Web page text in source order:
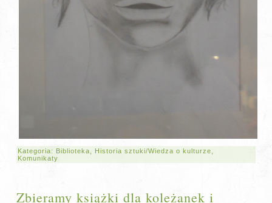
Kategoria: Biblioteka Historia sztuki/Wiedza o kulturze
Komunikaty
Zbieramy książki dla koleżanek i